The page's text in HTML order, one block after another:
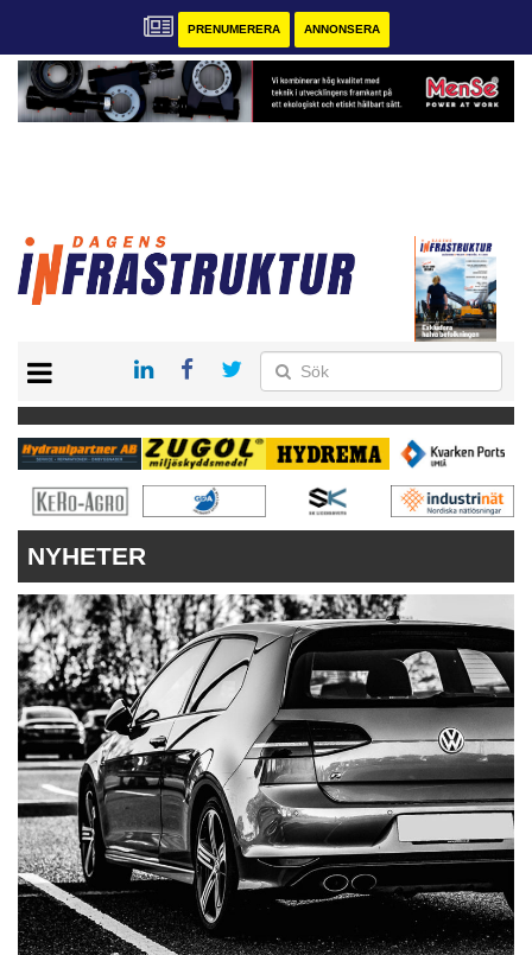
PRENUMERERA ANNONSERA
KONTAKT
VÅRA ANDRA MAGASIN
PRENUMERERA
ANNONSERA
NYHETER